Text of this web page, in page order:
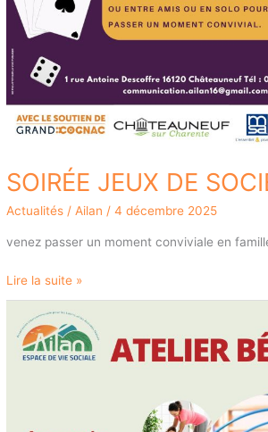
SOIRÉE JEUX DE
Actualités /Ailan/4 décembre 2025
venez passer un moment conviviale en
Lire la suite »
GYM